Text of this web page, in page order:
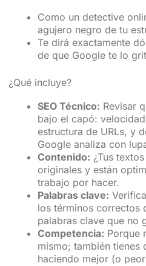
Como un detective
agujero negro de tu
Te dirá exactamente
de que Google te lo
¿Qué incluye?
SEO Técnico: Revisar
bajo el capó:
estructura de URLs, y
Google analiza con
Contenido: ¿Tus
originales y están
trabajo por hacer.
Palabras clave:
los términos correctos
palabras clave que no
Competencia: Porque
mismo; también tienes
haciendo mejor (o